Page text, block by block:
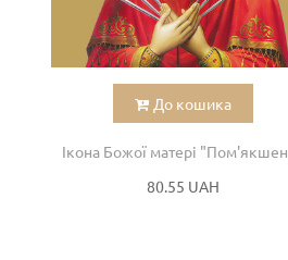
До кошика
80.55 UAH